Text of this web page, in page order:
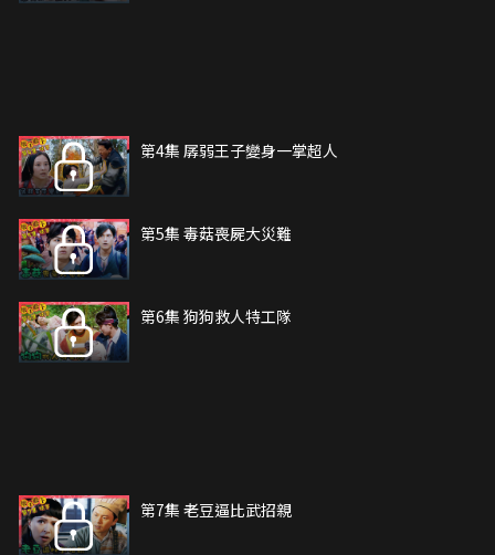
第4集 孱弱王子變身一掌超人
第5集 毒菇喪屍大災難
第6集 狗狗救人特工隊
第7集 老豆逼比武招親